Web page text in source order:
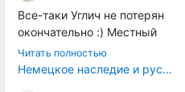
продукт начнут делать
многие мастера региона, а
не единицы энтузиастов,
вот тогда можно подумать
об этом. Пока рано, рано.
Все-таки Углич не потерян
окончательно :) Местный
институт сыроделия
делает сейчас отличные
Читать полностью
Немецкое наследие и русский характер: история колбасного дела в Российской империи